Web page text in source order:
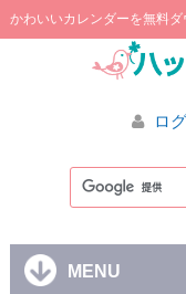
かわいいカレンダーを無料ダ
ロ
MENU